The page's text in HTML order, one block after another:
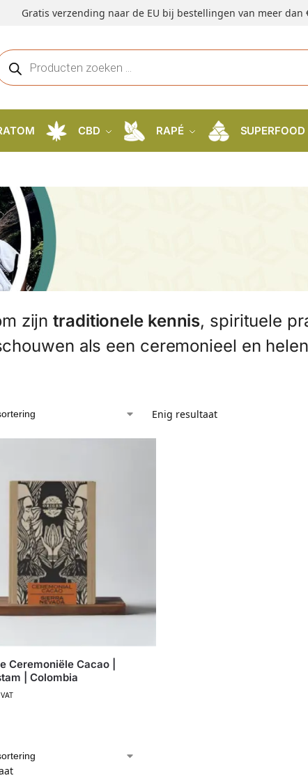
Gratis verzending naar de EU bij bestellingen van meer dan
CBD RAPÉ SUPERFOOD
zijntraditionele kennis, spirituele
als een ceremonieel en
Enig resultaat
Ceremoniële Cacao |
| Colombia